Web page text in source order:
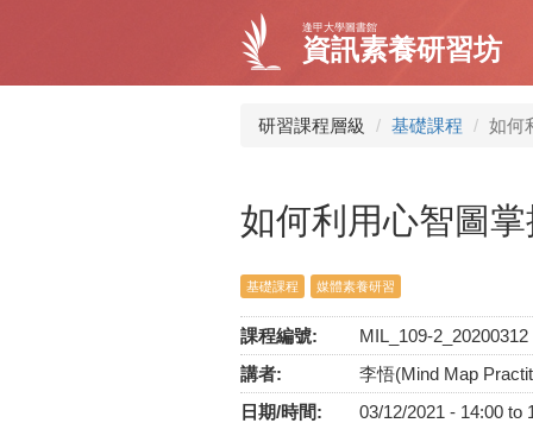
內
逢甲大學圖書館
資訊素養研習坊
研習課程層級 基礎課程 如何
如何利用心智圖
基礎課程 媒體素養研習
課程編號:
MIL_109-2_20200312
講者:
李悟(Mind Map
日期/時間:
03/12/2021 - 14:00 to